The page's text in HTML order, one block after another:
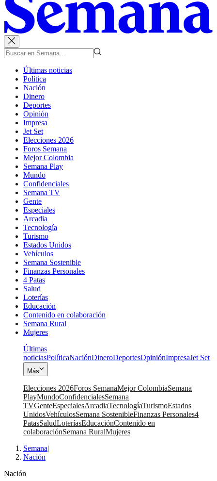
Últimas noticias
Política
Nación
Dinero
Deportes
Opinión
Impresa
Jet Set
Elecciones 2026
Foros Semana
Mejor Colombia
Semana Play
Mundo
Confidenciales
Semana TV
Gente
Especiales
Arcadia
Tecnología
Turismo
Estados Unidos
Vehículos
Semana Sostenible
Finanzas Personales
4 Patas
Salud
Loterías
Educación
Contenido en colaboración
Semana Rural
Mujeres
Últimas
noticiasPolíticaNaciónDineroDeportesOpiniónImpresaJet Set
Más
Elecciones 2026Foros SemanaMejor ColombiaSemana
PlayMundoConfidencialesSemana
TVGenteEspecialesArcadiaTecnologíaTurismoEstados
UnidosVehículosSemana SostenibleFinanzas Personales4
PatasSaludLoteríasEducaciónContenido en
colaboraciónSemana RuralMujeres
Semana|
Nación
Nación